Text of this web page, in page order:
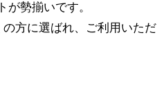
勢揃いです。
方に選ばれ、ご利用いただ